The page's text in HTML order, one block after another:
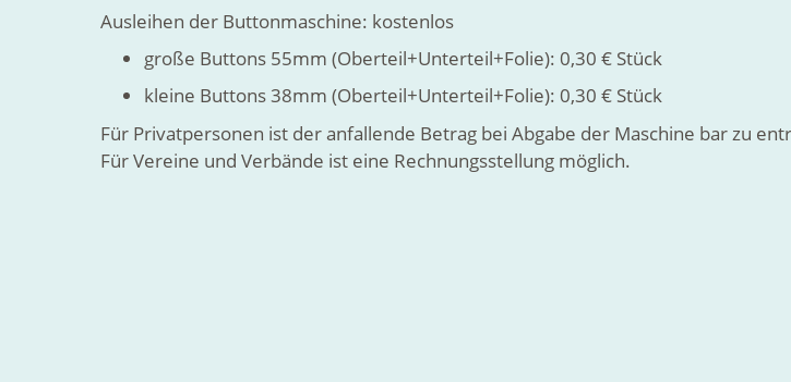
Ausleihen der Buttonmaschine: kostenlos
große Buttons 55mm (Oberteil+Unterteil+Folie): 0,30 € Stück
kleine Buttons 38mm (Oberteil+Unterteil+Folie): 0,30 € Stück
Für Privatpersonen ist der anfallende Betrag bei Abgabe der Maschine bar zu
Für Vereine und Verbände ist eine Rechnungsstellung möglich.